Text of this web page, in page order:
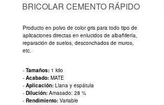
BRICOLAR CEMENTO RÁPIDO
Producto en polvo de color gris para todo tipo de
aplicaciones directas en enlucidos de albañilería,
reparación de suelos, desconchados de muros,
etc.
-Tamaños: 1 kilo
-Acabado:MATE
-Aplicación:Llana y espátula
-Dilución:Amasado: 28 %
-Rendimiento:Variable